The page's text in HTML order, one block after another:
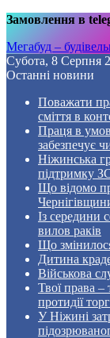
Замовлення в
Мегабуд –
Субота, 8 Серпня
Останні новини
Поважати
сміття в
Праця в
забезпечує
Ніжинська
підтримку
Що відомо
Із середини
вилов раків
Що
Дитина
Військова
Твої права –
протидії
У Ніжині